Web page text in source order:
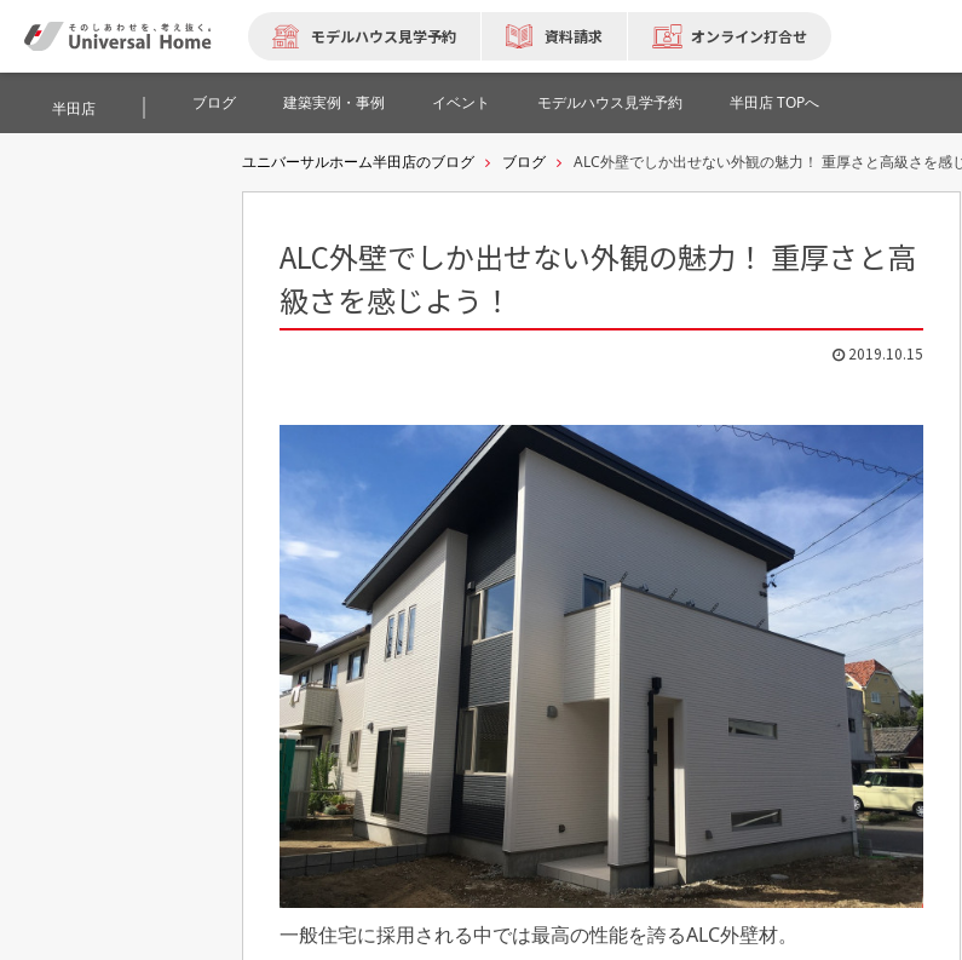
モデルハウス見学予約 資料請求 オンライン打合せ
半田店 ブログ 建築実例・事例 イベント モデルハウス見学予約 半田店 TOPへ
ユニバーサルホーム半田店のブログ ブログ ALC外壁でしか出せない外観の魅力！ 重厚さと高級さを感
ALC外壁でしか出せない外観の魅力！ 重厚さと高
級さを感じよう！
2019.10.15
一般住宅に採用される中では最高の性能を誇るALC外壁材。